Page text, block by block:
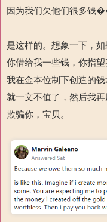
因为我们欠他们很多
是这样的。想象一下，
你借给我一些钱，你指
我在金本位制下创造的
就一文不值了，然后我
欺骗你，宝贝。